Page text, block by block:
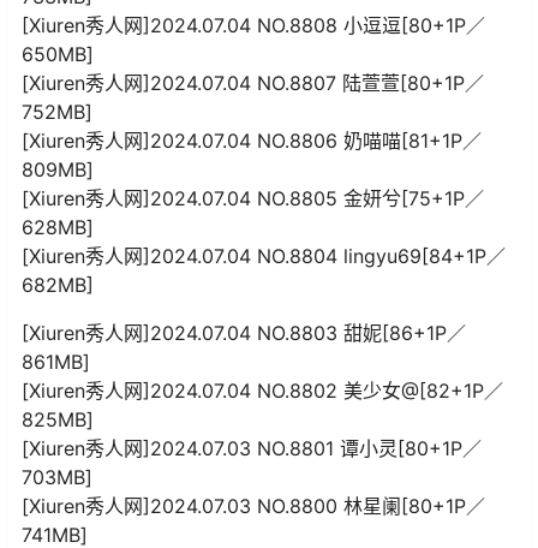
[Xiuren秀人网]2024.07.04 NO.8808 小逗逗[80+1P／
650MB]
[Xiuren秀人网]2024.07.04 NO.8807 陆萱萱[80+1P／
752MB]
[Xiuren秀人网]2024.07.04 NO.8806 奶喵喵[81+1P／
809MB]
[Xiuren秀人网]2024.07.04 NO.8805 金妍兮[75+1P／
628MB]
[Xiuren秀人网]2024.07.04 NO.8804 lingyu69[84+1P／
682MB]
[Xiuren秀人网]2024.07.04 NO.8803 甜妮[86+1P／
861MB]
[Xiuren秀人网]2024.07.04 NO.8802 美少女@[82+1P／
825MB]
[Xiuren秀人网]2024.07.03 NO.8801 谭小灵[80+1P／
703MB]
[Xiuren秀人网]2024.07.03 NO.8800 林星阑[80+1P／
741MB]